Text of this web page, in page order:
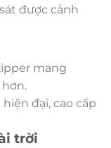
được cảnh
mang
đại, cao cấp
trời